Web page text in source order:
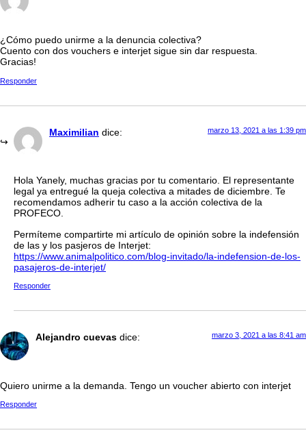
¿Cómo puedo unirme a la denuncia colectiva?
Cuento con dos vouchers e interjet sigue sin dar respuesta.
Gracias!
Responder
Maximilian dice: marzo 13, 2021 a las 1:39 pm
Hola Yanely, muchas gracias por tu comentario. El representante
legal ya entregué la queja colectiva a mitades de diciembre. Te
recomendamos adherir tu caso a la acción colectiva de la
PROFECO.
Permíteme compartirte mi artículo de opinión sobre la indefensión
de las y los pasjeros de Interjet:
https://www.animalpolitico.com/blog-invitado/la-indefension-de-los-
pasajeros-de-interjet/
Responder
Alejandro cuevas dice: marzo 3, 2021 a las 8:41 am
Quiero unirme a la demanda. Tengo un voucher abierto con interjet
Responder